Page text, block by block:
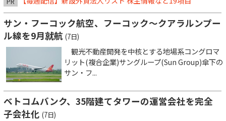
サン・フーコック航空、フーコック～クアラルンプー
ル線を9月就航 (7日)
観光不動産開発を中核とする地場系コングロマ
リット(複合企業)サングループ(Sun Group)傘下の
サン・フ...
ベトコムバンク、35階建てタワーの運営会社を完全
子会社化 (7日)